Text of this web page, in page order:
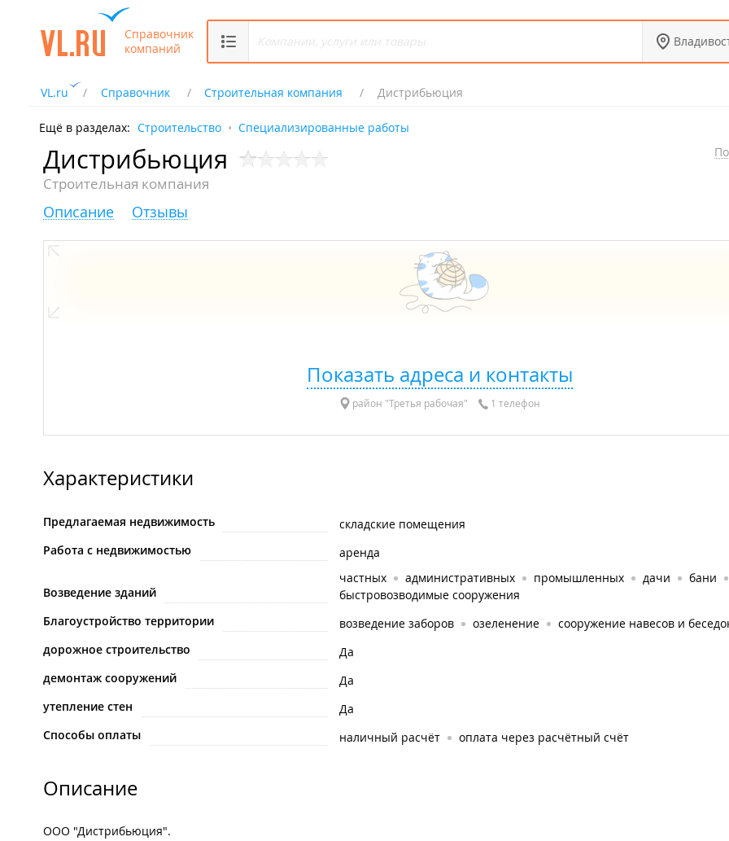
Справочник
компаний
VL.ru Справочник Строительная компания Дистрибьюция
Ещё в разделах: Строительство Специализированные работы
Дистрибьюция
Строительная компания
Описание Отзывы
Показать адреса и контакты
район "Третья рабочая" 1 телефон
Характеристики
Предлагаемая недвижимость
складские помещения
Работа с недвижимостью
аренда
Возведение зданий
частных административных промышленных дачи
бани
быстровозводимые сооружения
Благоустройство территории
возведение заборов озеленение
сооружение навесов и
дорожное строительство
Да
демонтаж сооружений
Да
утепление стен
Да
Способы оплаты
наличный расчёт оплата через расчётный счёт
Описание
ООО "Дистрибьюция".